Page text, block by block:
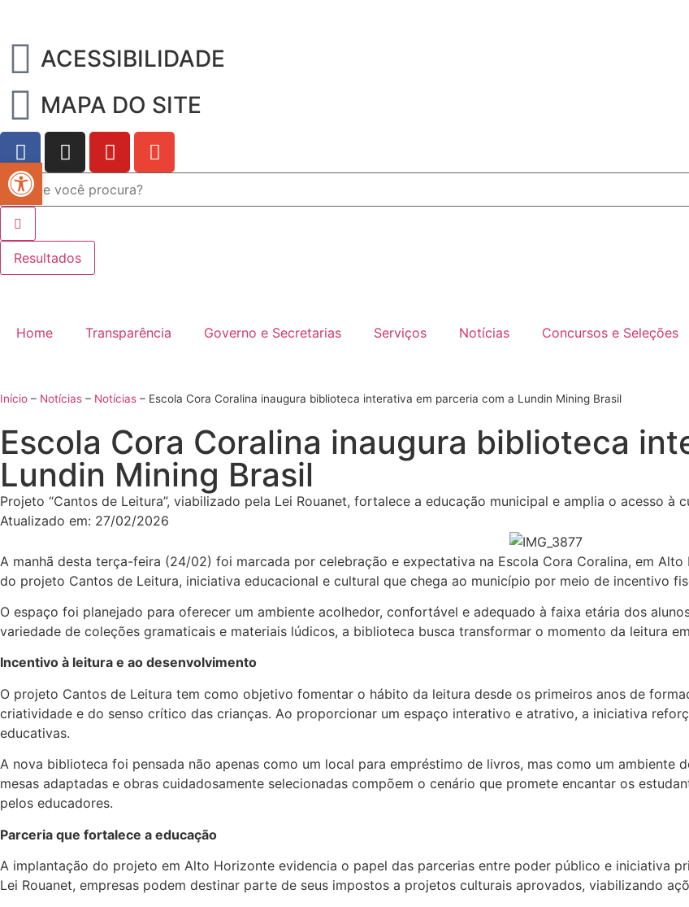
ACESSIBILIDADE
MAPA DO SITE
Resultados
Home Transparência Governo e Secretarias Serviços Notícias Concursos e Seleções
Início – Notícias – Notícias – Escola Cora Coralina inaugura biblioteca interativa em parceria com a Lundin Mining Brasil
Escola Cora Coralina inaugura biblioteca
Lundin Mining Brasil
Projeto “Cantos de Leitura”, viabilizado pela Lei Rouanet, fortalece a educação municipal e amplia o acesso à
Atualizado em: 27/02/2026
A manhã desta terça-feira (24/02) foi marcada por celebração e expectativa na Escola Cora Coralina, em
do projeto Cantos de Leitura, iniciativa educacional e cultural que chega ao município por meio de incentivo
O espaço foi planejado para oferecer um ambiente acolhedor, confortável e adequado à faixa etária dos
variedade de coleções gramaticais e materiais lúdicos, a biblioteca busca transformar o momento da leitura
Incentivo à leitura e ao desenvolvimento
O projeto Cantos de Leitura tem como objetivo fomentar o hábito da leitura desde os primeiros anos de
criatividade e do senso crítico das crianças. Ao proporcionar um espaço interativo e atrativo, a iniciativa
educativas.
A nova biblioteca foi pensada não apenas como um local para empréstimo de livros, mas como um ambiente
mesas adaptadas e obras cuidadosamente selecionadas compõem o cenário que promete encantar os
pelos educadores.
Parceria que fortalece a educação
A implantação do projeto em Alto Horizonte evidencia o papel das parcerias entre poder público e iniciativa
Lei Rouanet, empresas podem destinar parte de seus impostos a projetos culturais aprovados, viabilizando
Abrir a barra de ferramentas